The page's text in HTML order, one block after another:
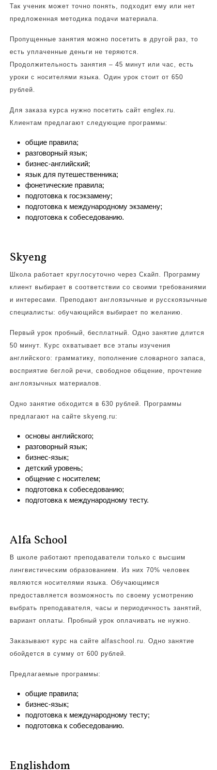
Так ученик может точно понять, подходит ему или нет
предложенная методика подачи материала.
Пропущенные занятия можно посетить в другой раз, то
есть уплаченные деньги не теряются.
Продолжительность занятия – 45 минут или час, есть
уроки с носителями языка. Один урок стоит от 650
рублей.
Для заказа курса нужно посетить сайт englex.ru.
Клиентам предлагают следующие программы:
общие правила;
разговорный язык;
бизнес-английский;
язык для путешественника;
фонетические правила;
подготовка к госэкзамену;
подготовка к международному экзамену;
подготовка к собеседованию.
Skyeng
Школа работает круглосуточно через Скайп. Программу
клиент выбирает в соответствии со своими требованиями
и интересами. Преподают англоязычные и русскоязычные
специалисты: обучающийся выбирает по желанию.
Первый урок пробный, бесплатный. Одно занятие длится
50 минут. Курс охватывает все этапы изучения
английского: грамматику, пополнение словарного запаса,
восприятие беглой речи, свободное общение, прочтение
англоязычных материалов.
Одно занятие обходится в 630 рублей. Программы
предлагают на сайте skyeng.ru:
основы английского;
разговорный язык;
бизнес-язык;
детский уровень;
общение с носителем;
подготовка к собеседованию;
подготовка к международному тесту.
Alfa School
В школе работают преподаватели только с высшим
лингвистическим образованием. Из них 70% человек
являются носителями языка. Обучающимся
предоставляется возможность по своему усмотрению
выбрать преподавателя, часы и периодичность занятий,
вариант оплаты. Пробный урок оплачивать не нужно.
Заказывают курс на сайте alfaschool.ru. Одно занятие
обойдется в сумму от 600 рублей.
Предлагаемые программы:
общие правила;
бизнес-язык;
подготовка к международному тесту;
подготовка к собеседованию.
Englishdom